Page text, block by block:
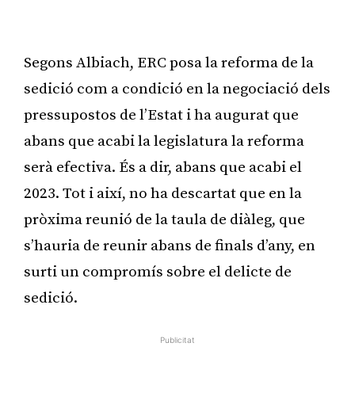
Segons Albiach, ERC posa la reforma de la
sedició com a condició en la negociació dels
pressupostos de l’Estat i ha augurat que
abans que acabi la legislatura la reforma
serà efectiva. És a dir, abans que acabi el
2023. Tot i així, no ha descartat que en la
pròxima reunió de la taula de diàleg, que
s’hauria de reunir abans de finals d’any, en
surti un compromís sobre el delicte de
sedició.
Publicitat